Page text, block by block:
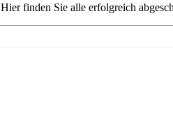
Hier finden Sie alle erfolgreich